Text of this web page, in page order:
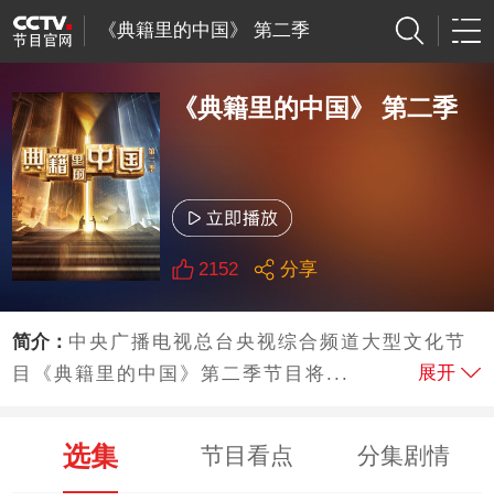
《典籍里的中国》 第二季
《典籍里的中国》 第二季
2152 分享
简介： 中央广播电视总台央视综合频道大型文化节
目《典籍里的中国》第二季节目将...
展开
选集 节目看点 分集剧情